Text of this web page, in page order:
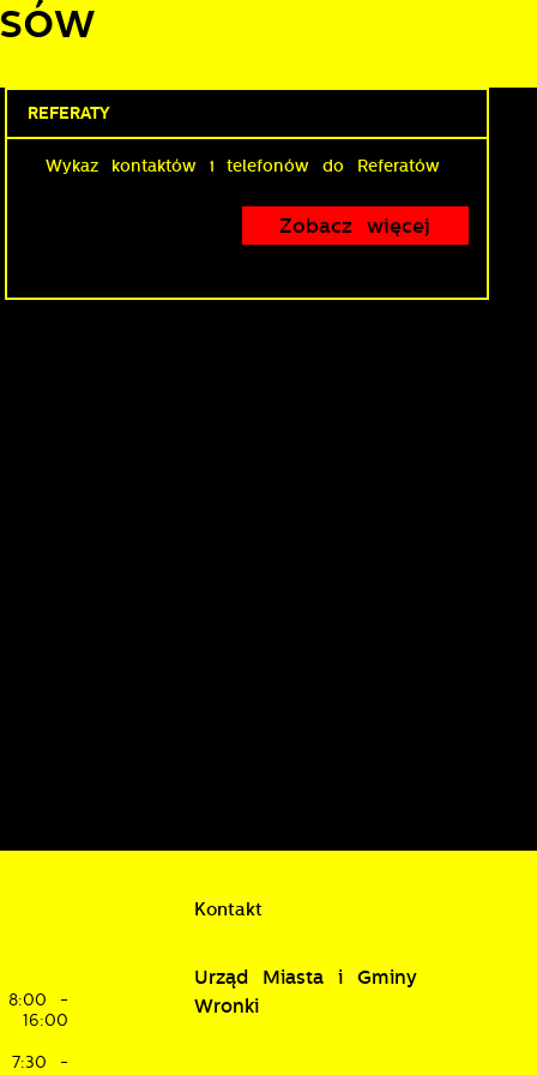
REFERATY
Wykaz kontaktów i telefonów do Referatów
Zobacz więcej
8:00 -
16:00
7:30 -
Kontakt
Urząd Miasta i Gminy
Wronki